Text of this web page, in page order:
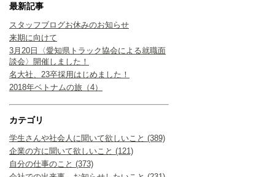
最新記事
スタッフブログお休みのお知らせ
来期に向けて
3月20日〈愛知県トラック協会による就職面
談会〉開催しました！
名大社、23卒採用はじめました！
2018年ベトナムの旅（4）
カテゴリ
学生さんや社会人に聞いて欲しいこと (389)
企業の方に聞いて欲しいこと (121)
自分の仕事のこと (373)